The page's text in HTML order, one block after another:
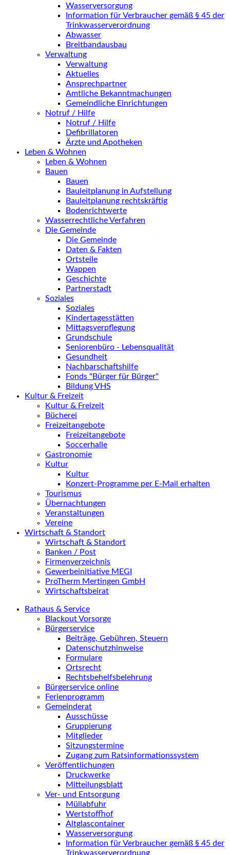
Wasserversorgung
Information für Verbraucher gemäß § 45 der
Trinkwasserverordnung
Abwasser
Breitbandausbau
Verwaltung
Verwaltung
Aktuelles
Ansprechpartner
Amtliche Bekanntmachungen
Gemeindliche Einrichtungen
Notruf / Hilfe
Notruf / Hilfe
Defibrillatoren
Ärzte und Apotheken
Leben & Wohnen
Leben & Wohnen
Bauen
Bauen
Bauleitplanung in Aufstellung
Bauleitplanung rechtskräftig
Bodenrichtwerte
Wasserrechtliche Verfahren
Die Gemeinde
Die Gemeinde
Daten & Fakten
Ortsteile
Wappen
Geschichte
Partnerstadt
Soziales
Soziales
Kindertagesstätten
Mittagsverpflegung
Grundschule
Seniorenbüro - Lebensqualität
Gesundheit
Nachbarschaftshilfe
Fonds "Bürger für Bürger"
Bildung VHS
Kultur & Freizeit
Kultur & Freizeit
Bücherei
Freizeitangebote
Freizeitangebote
Soccerhalle
Gastronomie
Kultur
Kultur
Konzert-Programme per E-Mail erhalten
Tourismus
Übernachtungen
Veranstaltungen
Vereine
Wirtschaft & Standort
Wirtschaft & Standort
Banken / Post
Firmenverzeichnis
Gewerbeinitiative MEGI
ProTherm Mertingen GmbH
Wirtschaftsbeirat
Rathaus & Service
Blackout Vorsorge
Bürgerservice
Beiträge, Gebühren, Steuern
Datenschutzhinweise
Formulare
Ortsrecht
Rechtsbehelfsbelehrung
Bürgerservice online
Ferienprogramm
Gemeinderat
Ausschüsse
Gruppierung
Mitglieder
Sitzungstermine
Zugang zum Ratsinformationssystem
Veröffentlichungen
Druckwerke
Mitteilungsblatt
Ver- und Entsorgung
Müllabfuhr
Wertstoffhof
Altglascontainer
Wasserversorgung
Information für Verbraucher gemäß § 45 der
Trinkwasserverordnung